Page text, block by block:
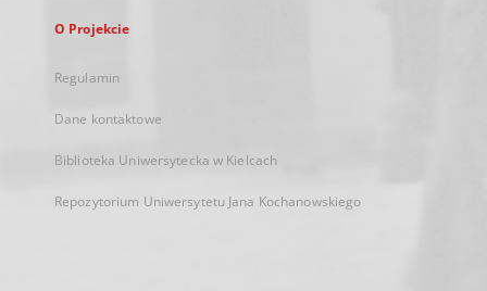
O Projekcie
Regulamin
Dane kontaktowe
Biblioteka Uniwersytecka w Kielcach
Repozytorium Uniwersytetu Jana Kochanowskiego